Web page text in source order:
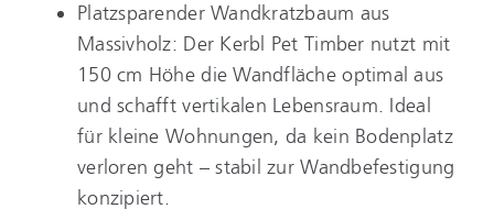
Platzsparender Wandkratzbaum aus
Massivholz: Der Kerbl Pet Timber nutzt mit
150 cm Höhe die Wandfläche optimal aus
und schafft vertikalen Lebensraum. Ideal
für kleine Wohnungen, da kein Bodenplatz
verloren geht – stabil zur Wandbefestigung
konzipiert.